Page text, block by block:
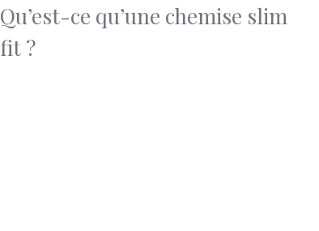
Qu’est-ce qu’une chemise slim
fit ?